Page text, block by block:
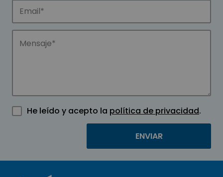
He leído y acepto la política de privacidad.